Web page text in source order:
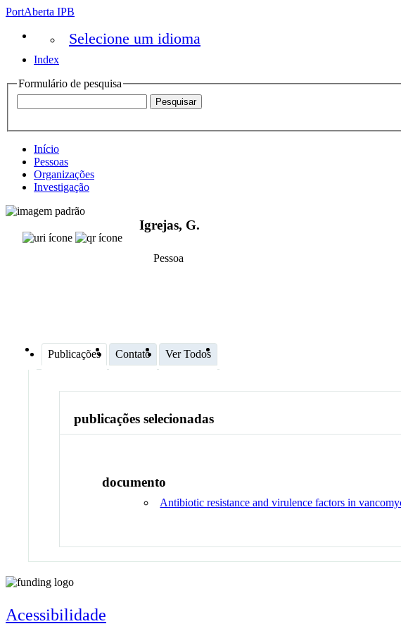
PortAberta IPB
Selecione um idioma
Index
Formulário de pesquisa
Início
Pessoas
Organizações
Investigação
Igrejas, G.
Pessoa
Publicações Contato Ver Todos
publicações selecionadas
documento
Antibiotic resistance and virulence factors in
Acessibilidade